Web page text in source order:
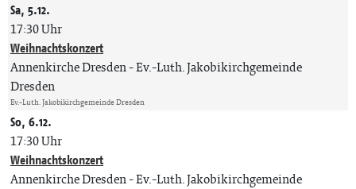
Sa, 5.12.
17:30 Uhr
Weihnachtskonzert
Annenkirche Dresden Ev.-Luth. Jakobikirchgemeinde
Dresden
Ev.-Luth. Jakobikirchgemeinde Dresden
So, 6.12.
17:30 Uhr
Weihnachtskonzert
Annenkirche Dresden Ev.-Luth. Jakobikirchgemeinde